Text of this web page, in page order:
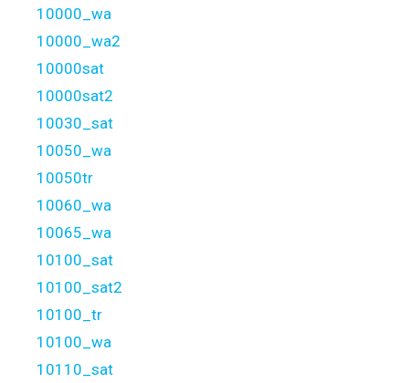
10000_wa
10000_wa2
10000sat
10000sat2
10030_sat
10050_wa
10050tr
10060_wa
10065_wa
10100_sat
10100_sat2
10100_tr
10100_wa
10110_sat